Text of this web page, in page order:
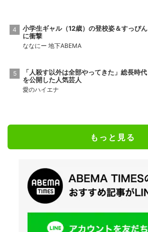
小学生ギャル（12歳）の登校姿＆すっぴん
に衝撃
ななにー 地下ABEMA
「人殺す以外は全部やってきた」総長時代
を公開した人気芸人
愛のハイエナ
もっと見る